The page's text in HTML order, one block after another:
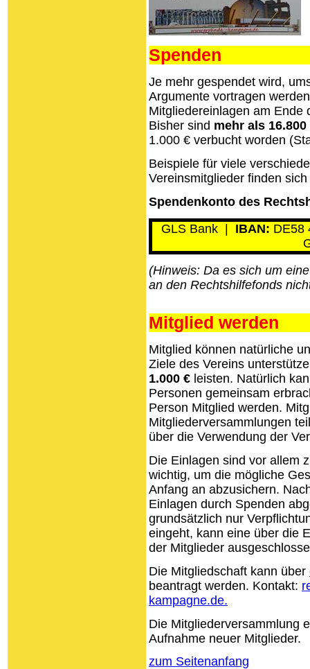
Spenden
Je mehr gespendet wird,
Argumente vortragen
Mitgliedereinlagen am Ende
Bisher sind mehr als 16.800
1.000 € verbucht worden
Beispiele für viele
Vereinsmitglieder finden
Spendenkonto des
GLS Bank | IBAN: DE58
(Hinweis: Da es sich um
an den Rechtshilfefonds
Mitglied werden
Mitglied können natürliche
Ziele des Vereins
1.000 € leisten. Natürlich
Personen gemeinsam
Person Mitglied werden.
Mitgliederversammlungen
über die Verwendung der
Die Einlagen sind vor allem
wichtig, um die mögliche
Anfang an abzusichern.
Einlagen durch Spenden
grundsätzlich nur
eingeht, kann eine über die
der Mitglieder
Die Mitgliedschaft kann über
beantragt werden. Kontakt:
kampagne.de.
Die Mitgliederversammlung
Aufnahme neuer Mitglieder.
zum Seitenanfang